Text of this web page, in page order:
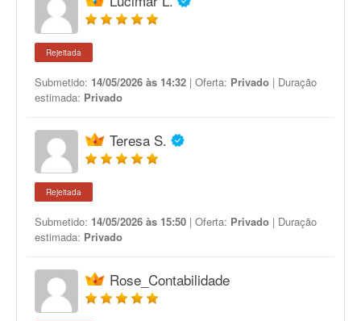
Rejeitada
Submetido: 14/05/2026 às 14:32 | Oferta: Privado | Duração
estimada: Privado
Teresa S.
Rejeitada
Submetido: 14/05/2026 às 15:50 | Oferta: Privado | Duração
estimada: Privado
Rose_Contabilidade